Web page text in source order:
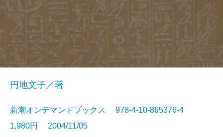
円地文子／著
新潮オンデマンドブックス 978-4-10-865376-4
1,980円 2004/11/05